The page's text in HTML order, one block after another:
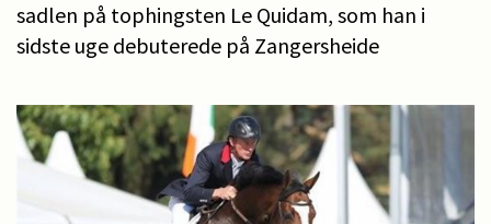
sadlen på tophingsten Le Quidam, som han i
sidste uge debuterede på Zangersheide